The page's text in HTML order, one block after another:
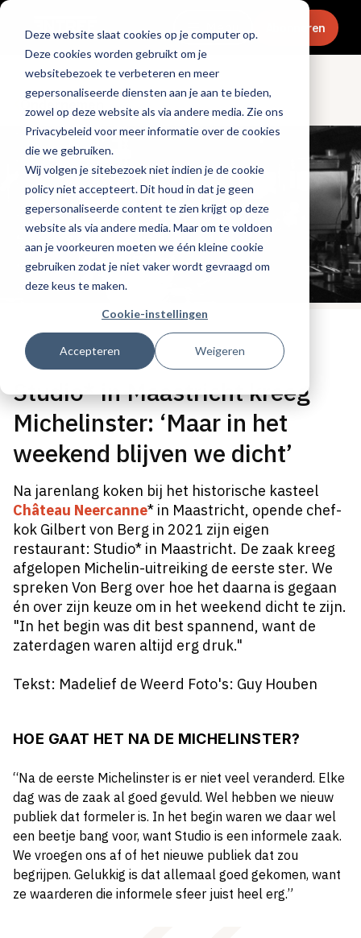
Deze website slaat cookies op je computer op.
Deze cookies worden gebruikt om je
websitebezoek te verbeteren en meer
gepersonaliseerde diensten aan je aan te bieden,
zowel op deze website als via andere media. Zie ons
Privacybeleid voor meer informatie over de cookies
die we gebruiken.
Wij volgen je sitebezoek niet indien je de cookie
policy niet accepteert. Dit houd in dat je geen
gepersonaliseerde content te zien krijgt op deze
website als via andere media. Maar om te voldoen
aan je voorkeuren moeten we één kleine cookie
gebruiken zodat je niet vaker wordt gevraagd om
deze keus te maken.
Cookie-instellingen
Accepteren Weigeren
Menu Abonneren
Ondernemen
Tags:chefs
Gepubliceerd op: 27 juni 2023
Studio* in Maastricht kreeg
Michelinster: ‘Maar in het
weekend blijven we dicht’
Na jarenlang koken bij het historische kasteel
Château Neercanne* in Maastricht, opende chef-
kok Gilbert von Berg in 2021 zijn eigen
restaurant: Studio* in Maastricht. De zaak kreeg
afgelopen Michelin-uitreiking de eerste ster. We
spreken Von Berg over hoe het daarna is gegaan
én over zijn keuze om in het weekend dicht te zijn.
"In het begin was dit best spannend, want de
zaterdagen waren altijd erg druk."
Tekst: Madelief de Weerd Foto's: Guy Houben
HOE GAAT HET NA DE MICHELINSTER?
“Na de eerste Michelinster is er niet veel veranderd. Elke
dag was de zaak al goed gevuld. Wel hebben we nieuw
publiek dat formeler is. In het begin waren we daar wel
een beetje bang voor, want Studio is een informele zaak.
We vroegen ons af of het nieuwe publiek dat zou
begrijpen. Gelukkig is dat allemaal goed gekomen, want
ze waarderen die informele sfeer juist heel erg.”